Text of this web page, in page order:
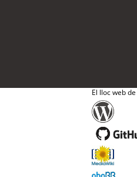
El lloc web